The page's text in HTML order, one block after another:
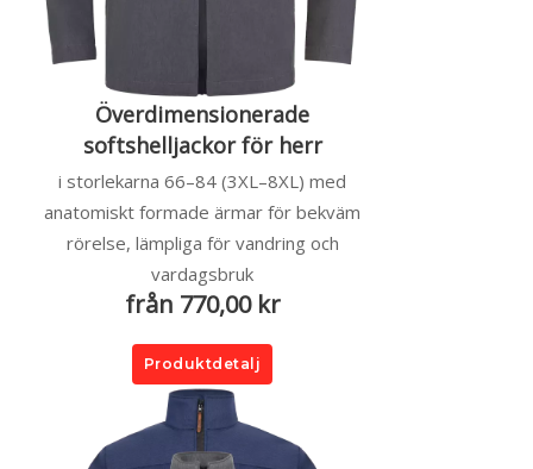
Överdimensionerade
softshelljackor för herr
i storlekarna 66–84 (3XL–8XL) med
anatomiskt formade ärmar för bekväm
rörelse, lämpliga för vandring och
vardagsbruk
från 770,00 kr
Produktdetalj